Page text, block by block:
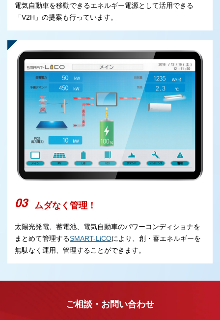
電気自動車を移動できるエネルギー電源として活用できる
「V2H」の提案も行っています。
ムダなく管理！
太陽光発電、蓄電池、電気自動車のパワーコンディショナを
まとめて管理するSMART-LiCOにより、創・蓄エネルギーを
無駄なく運用、管理することができます。
ご相談・お問い合わせ